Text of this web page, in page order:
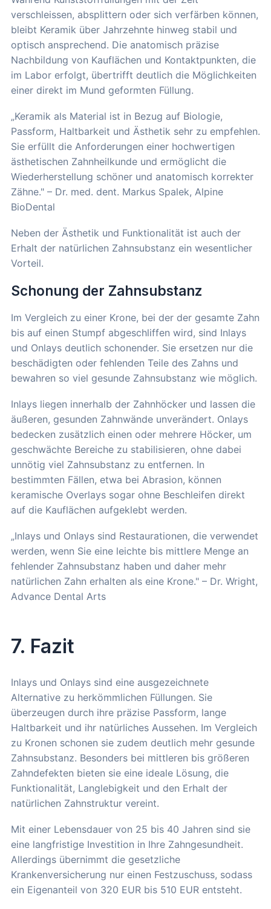
verschleissen, absplittern oder sich verfärben können,
bleibt Keramik über Jahrzehnte hinweg stabil und
optisch ansprechend. Die anatomisch präzise
Nachbildung von Kauflächen und Kontaktpunkten, die
im Labor erfolgt, übertrifft deutlich die Möglichkeiten
einer direkt im Mund geformten Füllung.
„Keramik als Material ist in Bezug auf Biologie,
Passform, Haltbarkeit und Ästhetik sehr zu empfehlen.
Sie erfüllt die Anforderungen einer hochwertigen
ästhetischen Zahnheilkunde und ermöglicht die
Wiederherstellung schöner und anatomisch korrekter
Zähne." – Dr. med. dent. Markus Spalek, Alpine
BioDental
Neben der Ästhetik und Funktionalität ist auch der
Erhalt der natürlichen Zahnsubstanz ein wesentlicher
Vorteil.
Schonung der Zahnsubstanz
Im Vergleich zu einer Krone, bei der der gesamte Zahn
bis auf einen Stumpf abgeschliffen wird, sind Inlays
und Onlays deutlich schonender. Sie ersetzen nur die
beschädigten oder fehlenden Teile des Zahns und
bewahren so viel gesunde Zahnsubstanz wie möglich.
Inlays liegen innerhalb der Zahnhöcker und lassen die
äußeren, gesunden Zahnwände unverändert. Onlays
bedecken zusätzlich einen oder mehrere Höcker, um
geschwächte Bereiche zu stabilisieren, ohne dabei
unnötig viel Zahnsubstanz zu entfernen. In
bestimmten Fällen, etwa bei Abrasion, können
keramische Overlays sogar ohne Beschleifen direkt
auf die Kauflächen aufgeklebt werden.
„Inlays und Onlays sind Restaurationen, die verwendet
werden, wenn Sie eine leichte bis mittlere Menge an
fehlender Zahnsubstanz haben und daher mehr
natürlichen Zahn erhalten als eine Krone." – Dr. Wright,
Advance Dental Arts
7. Fazit
Inlays und Onlays sind eine ausgezeichnete
Alternative zu herkömmlichen Füllungen. Sie
überzeugen durch ihre präzise Passform, lange
Haltbarkeit und ihr natürliches Aussehen. Im Vergleich
zu Kronen schonen sie zudem deutlich mehr gesunde
Zahnsubstanz. Besonders bei mittleren bis größeren
Zahndefekten bieten sie eine ideale Lösung, die
Funktionalität, Langlebigkeit und den Erhalt der
natürlichen Zahnstruktur vereint.
Mit einer Lebensdauer von 25 bis 40 Jahren sind sie
eine langfristige Investition in Ihre Zahngesundheit.
Allerdings übernimmt die gesetzliche
Krankenversicherung nur einen Festzuschuss, sodass
ein Eigenanteil von 320 EUR bis 510 EUR entsteht.